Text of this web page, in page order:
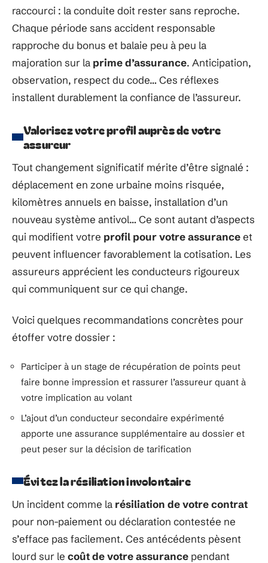
raccourci : la conduite doit rester sans reproche.
Chaque période sans accident responsable
rapproche du bonus et balaie peu à peu la
majoration sur la prime d’assurance. Anticipation,
observation, respect du code… Ces réflexes
installent durablement la confiance de l’assureur.
Valorisez votre profil auprès de votre
assureur
Tout changement significatif mérite d’être signalé :
déplacement en zone urbaine moins risquée,
kilomètres annuels en baisse, installation d’un
nouveau système antivol… Ce sont autant d’aspects
qui modifient votre profil pour votre assuranceet
peuvent influencer favorablement la cotisation. Les
assureurs apprécient les conducteurs rigoureux
qui communiquent sur ce qui change.
Voici quelques recommandations concrètes pour
étoffer votre dossier :
Participer à un stage de récupération de points peut
faire bonne impression et rassurer l’assureur quant à
votre implication au volant
L’ajout d’un conducteur secondaire expérimenté
apporte une assurance supplémentaire au dossier et
peut peser sur la décision de tarification
Évitez la résiliation involontaire
Un incident comme la résiliation de votre contrat
pour non-paiement ou déclaration contestée ne
s’efface pas facilement. Ces antécédents pèsent
lourd sur le coût de votre assurance pendant